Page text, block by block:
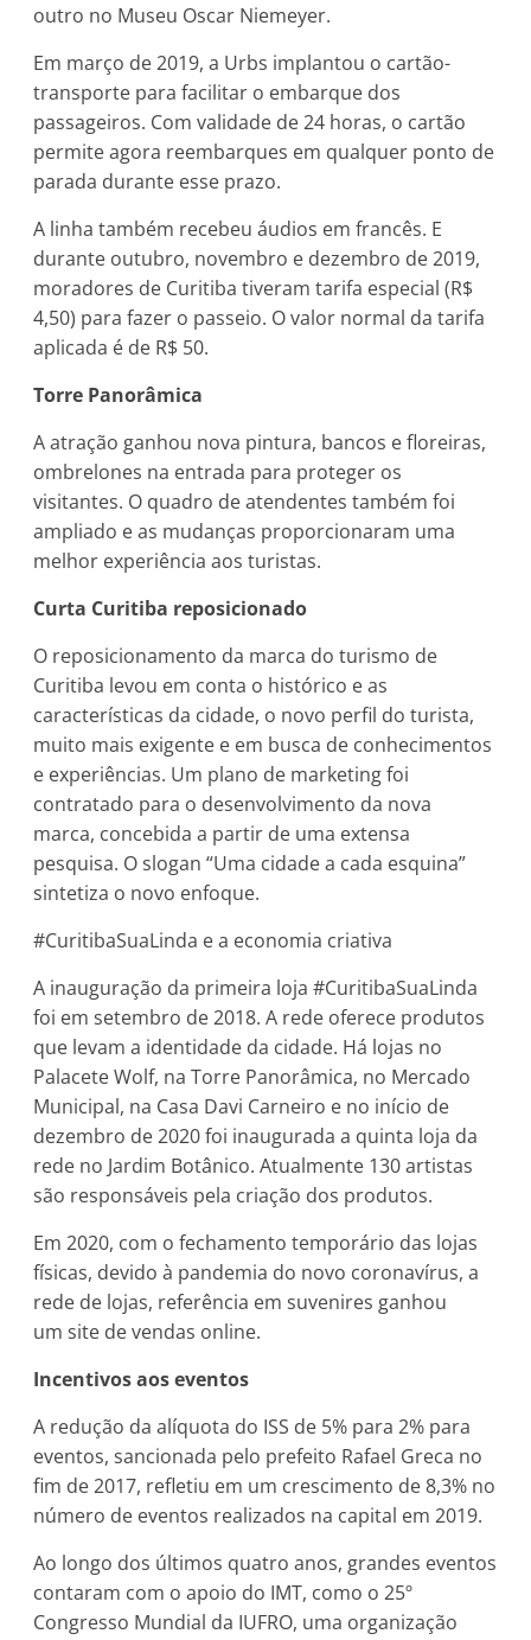
outro no Museu Oscar Niemeyer.
Em março de 2019, a Urbs implantou o cartão-
transporte para facilitar o embarque dos
passageiros. Com validade de 24 horas, o cartão
permite agora reembarques em qualquer ponto de
parada durante esse prazo.
A linha também recebeu áudios em francês. E
durante outubro, novembro e dezembro de 2019,
moradores de Curitiba tiveram tarifa especial (R$
4,50) para fazer o passeio. O valor normal da tarifa
aplicada é de R$ 50.
Torre Panorâmica
A atração ganhou nova pintura, bancos e floreiras,
ombrelones na entrada para proteger os
visitantes. O quadro de atendentes também foi
ampliado e as mudanças proporcionaram uma
melhor experiência aos turistas.
Curta Curitiba reposicionado
O reposicionamento da marca do turismo de
Curitiba levou em conta o histórico e as
características da cidade, o novo perfil do turista,
muito mais exigente e em busca de conhecimentos
e experiências. Um plano de marketing foi
contratado para o desenvolvimento da nova
marca, concebida a partir de uma extensa
pesquisa. O slogan “Uma cidade a cada esquina”
sintetiza o novo enfoque.
#CuritibaSuaLinda e a economia criativa
A inauguração da primeira loja #CuritibaSuaLinda
foi em setembro de 2018. A rede oferece produtos
que levam a identidade da cidade. Há lojas no
Palacete Wolf, na Torre Panorâmica, no Mercado
Municipal, na Casa Davi Carneiro e no início de
dezembro de 2020 foi inaugurada a quinta loja da
rede no Jardim Botânico. Atualmente 130 artistas
são responsáveis pela criação dos produtos.
Em 2020, com o fechamento temporário das lojas
físicas, devido à pandemia do novo coronavírus, a
rede de lojas, referência em suvenires ganhou
um site de vendas online.
Incentivos aos eventos
A redução da alíquota do ISS de 5% para 2% para
eventos, sancionada pelo prefeito Rafael Greca no
fim de 2017, refletiu em um crescimento de 8,3% no
número de eventos realizados na capital em 2019.
Ao longo dos últimos quatro anos, grandes eventos
contaram com o apoio do IMT, como o 25º
Congresso Mundial da IUFRO, uma organização